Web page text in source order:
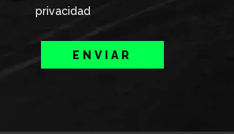
privacidad
ENVIAR